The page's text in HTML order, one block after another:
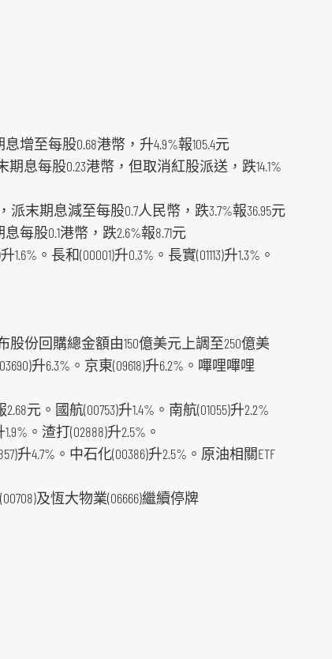
e
i
增至每股0.68港幣，升4.9%報105.4元
期息每股0.23港幣，但取消紅股派送，跌14.1%
派末期息減至每股0.7人民幣，跌3.7%報36.95元
每股0.1港幣，跌2.6%報8.71元
。長和(00001)升0.3%。長實(01113)升1.3%。
股份回購總金額由150億美元上調至250億美
升6.3%。京東(09618)升6.2%。嗶哩嗶哩
元。國航(00753)升1.4%。南航(01055)升2.2%
。渣打(02888)升2.5%。
升4.7%。中石化(00386)升2.5%。原油相關ETF
及恆大物業(06666)繼續停牌